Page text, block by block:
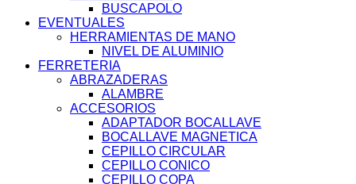
BUSCAPOLO
EVENTUALES
HERRAMIENTAS DE MANO
NIVEL DE ALUMINIO
FERRETERIA
ABRAZADERAS
ALAMBRE
ACCESORIOS
ADAPTADOR BOCALLAVE
BOCALLAVE MAGNETICA
CEPILLO CIRCULAR
CEPILLO CONICO
CEPILLO COPA